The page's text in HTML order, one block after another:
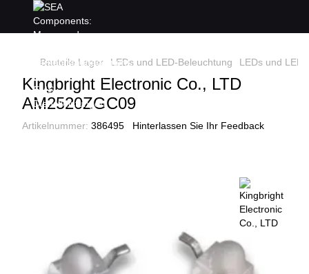
Bauteile Lager LEDs und LED-Beleuchtung LEDs und
Kingbright Electronic Co., LTD
AM2520ZGC09
Artikelnummer: 386495 Hinterlassen Sie Ihr Feedback